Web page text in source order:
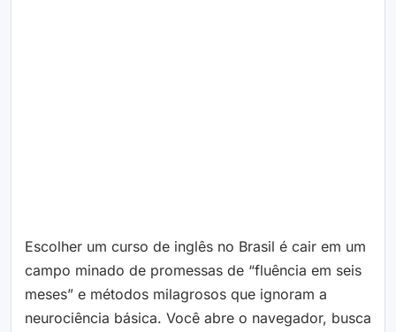
Escolher um curso de inglês no Brasil é cair em um
campo minado de promessas de “fluência em seis
meses” e métodos milagrosos que ignoram a
neurociência básica. Você abre o navegador, busca